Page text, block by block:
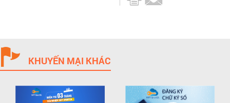
KHUYẾN MẠI KHÁC